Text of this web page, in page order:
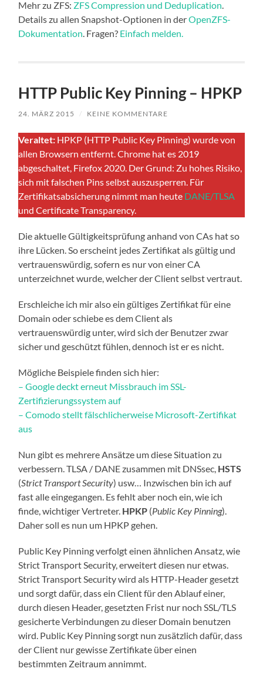
Mehr zu ZFS: ZFS Compression und Deduplication.
Details zu allen Snapshot-Optionen in derOpenZFS-
Dokumentation. Fragen? Einfach melden.
HTTP Public Key Pinning – HPKP
24. MÄRZ 2015 / KEINE KOMMENTARE
Veraltet: HPKP (HTTP Public Key Pinning) wurde von
allen Browsern entfernt. Chrome hat es 2019
abgeschaltet, Firefox 2020. Der Grund: Zu hohes Risiko,
sich mit falschen Pins selbst auszusperren. Für
Zertifikatsabsicherung nimmt man heute DANE/TLSA
und Certificate Transparency.
Die aktuelle Gültigkeitsprüfung anhand von CAs hat so
ihre Lücken. So erscheint jedes Zertifikat als gültig und
vertrauenswürdig, sofern es nur von einer CA
unterzeichnet wurde, welcher der Client selbst vertraut.
Erschleiche ich mir also ein gültiges Zertifikat für eine
Domain oder schiebe es dem Client als
vertrauenswürdig unter, wird sich der Benutzer zwar
sicher und geschützt fühlen, dennoch ist er es nicht.
Mögliche Beispiele finden sich hier:
– Google deckt erneut Missbrauch im SSL-
Zertifizierungssystem auf
– Comodo stellt fälschlicherweise Microsoft-Zertifikat
aus
Nun gibt es mehrere Ansätze um diese Situation zu
verbessern. TLSA / DANE zusammen mit DNSsec, HSTS
(Strict Transport Security) usw… Inzwischen bin ich auf
fast alle eingegangen. Es fehlt aber noch ein, wie ich
finde, wichtiger Vertreter. HPKP (Public Key Pinning).
Daher soll es nun um HPKP gehen.
Public Key Pinning verfolgt einen ähnlichen Ansatz, wie
Strict Transport Security, erweitert diesen nur etwas.
Strict Transport Security wird als HTTP-Header gesetzt
und sorgt dafür, dass ein Client für den Ablauf einer,
durch diesen Header, gesetzten Frist nur noch SSL/TLS
gesicherte Verbindungen zu dieser Domain benutzen
wird. Public Key Pinning sorgt nun zusätzlich dafür, dass
der Client nur gewisse Zertifikate über einen
bestimmten Zeitraum annimmt.